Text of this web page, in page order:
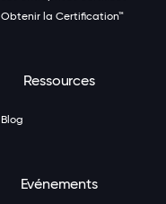
Obtenir la Certification™
Ressources
Blog
Evénements